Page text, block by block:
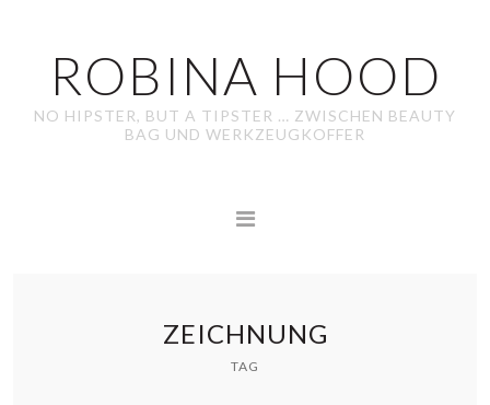
ROBINA HOOD
NO HIPSTER, BUT A TIPSTER … ZWISCHEN BEAUTY
BAG UND WERKZEUGKOFFER
ZEICHNUNG
TAG